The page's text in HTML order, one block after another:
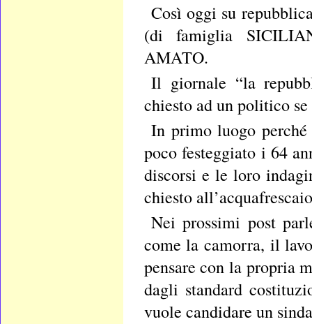
Così oggi su
(di famiglia
AMATO.
Il giornale “la
chiesto ad un politico
In primo luogo
poco festeggiato i 64
discorsi e le loro
chiesto
Nei prossimi post
come la camorra, il
pensare con la propria
dagli standard
vuole candidare un